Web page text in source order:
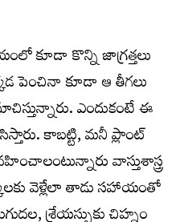
కూడా కొన్ని జాగ్రత్తలు
పెంచినా కూడా ఆ తీగ‌లు
ఎందుకంటే ఈ
కాబట్టి, మనీ ప్లాంట్
వాస్తుశాస్త్ర
వెళ్లేలా తాడు సహాయంతో